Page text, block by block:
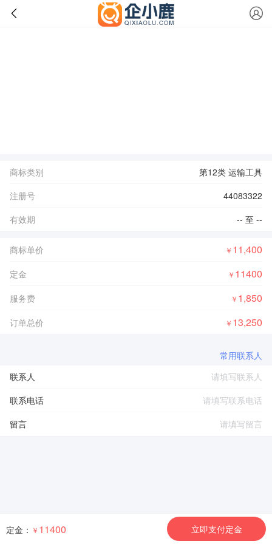
商标类别
第12类 运输工具
注册号
44083322
有效期
-- 至 --
商标单价 ￥ 11,400
定金 ￥ 11400
服务费 ￥ 1,850
订单总价 ￥ 13,250
常用联系人
联系人
联系电话
留言
定金： ￥ 11400 立即支付定金